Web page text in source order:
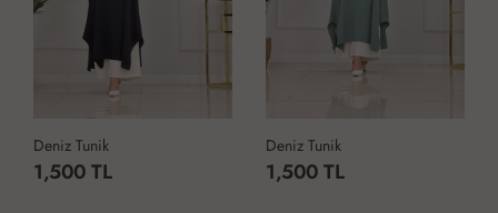
Deniz Tunik
1,500 TL
5257 Basic Tunik
499 TL